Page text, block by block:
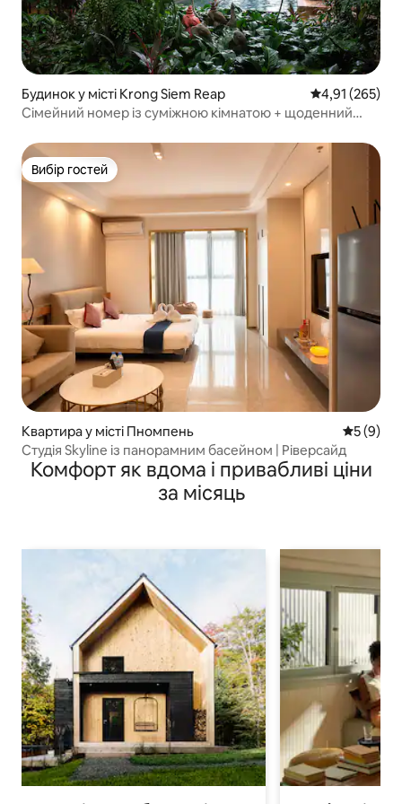
Будинок у місті Krong Siem Reap Середня
4,91 (265)
Сімейний номер із суміжною кімнатою + щоденний
Вибір гостей
Вибір гостей
Квартира у місті Пномпень Середня
5 (9)
Студія Skyline із панорамним басейном | Ріверсайд
Комфорт як вдома і привабливі ціни
за місяць